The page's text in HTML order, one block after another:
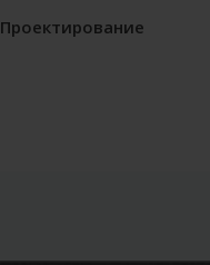
Проектирование